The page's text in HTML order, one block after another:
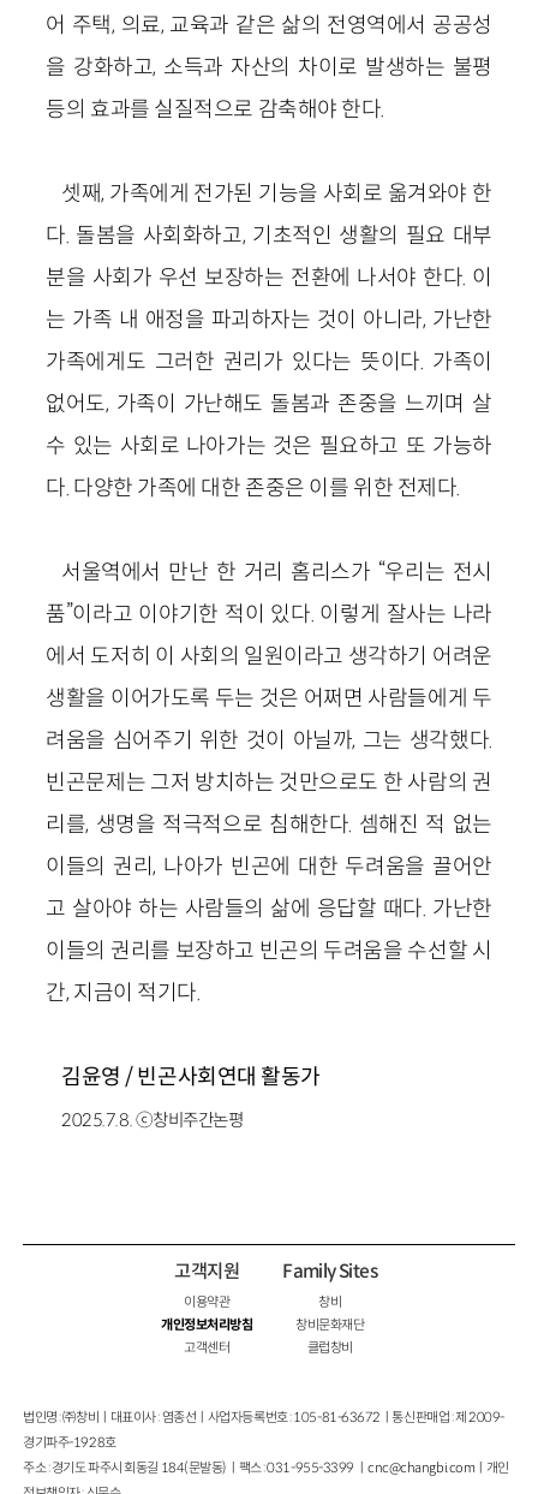
어 주택, 의료, 교육과 같은 삶의 전영역에서 공공성
을 강화하고, 소득과 자산의 차이로 발생하는 불평
등의 효과를 실질적으로 감축해야 한다.
셋째, 가족에게 전가된 기능을 사회로 옮겨와야 한
다. 돌봄을 사회화하고, 기초적인 생활의 필요 대부
분을 사회가 우선 보장하는 전환에 나서야 한다. 이
는 가족 내 애정을 파괴하자는 것이 아니라, 가난한
가족에게도 그러한 권리가 있다는 뜻이다. 가족이
없어도, 가족이 가난해도 돌봄과 존중을 느끼며 살
수 있는 사회로 나아가는 것은 필요하고 또 가능하
다. 다양한 가족에 대한 존중은 이를 위한 전제다.
서울역에서 만난 한 거리 홈리스가 “우리는 전시
품”이라고 이야기한 적이 있다. 이렇게 잘사는 나라
에서 도저히 이 사회의 일원이라고 생각하기 어려운
생활을 이어가도록 두는 것은 어쩌면 사람들에게 두
려움을 심어주기 위한 것이 아닐까, 그는 생각했다.
빈곤문제는 그저 방치하는 것만으로도 한 사람의 권
리를, 생명을 적극적으로 침해한다. 셈해진 적 없는
이들의 권리, 나아가 빈곤에 대한 두려움을 끌어안
고 살아야 하는 사람들의 삶에 응답할 때다. 가난한
이들의 권리를 보장하고 빈곤의 두려움을 수선할 시
간, 지금이 적기다.
김윤영 /빈곤사회연대 활동가
2025.7.8. ⓒ창비주간논평
고객지원
이용약관
개인정보처리방침
고객센터
Family Sites
창비
창비문화재단
클럽창비
법인명 : ㈜창비ㅣ대표이사 : 염종선ㅣ사업자등록번호 : 105-81-63672ㅣ통신판매업 : 제 2009-
경기파주-1928호
주소 : 경기도 파주시 회동길 184(문발동)ㅣ팩스 : 031-955-3399 ㅣcnc@changbi.com ㅣ개인